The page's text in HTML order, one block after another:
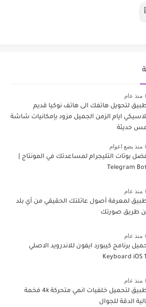
منذ عام
لتحويل هاتفك الى هاتف نوكيا قديم
ايام الزمن الجميل مزود بإمكانيات شاشة
حديثة
منذ بضع اعوام
بوتات التليجرام لمساعدتك في المونتاج |
Telegram
منذ عام
لمعرفة أصول عائلتك الحقيقي من أي بلد
طريق صورتك
منذ عام
برنامج كيبورد ايفون للاندرويد الاصلي
Keyboard iOS
منذ عام
تطبيق لتحميل خلفيات انمي متحركة 4k فخمة
الدقة للجوال